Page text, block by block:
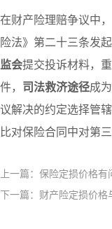
在财产险理赔争议中
险法》第二十三条发起
监会提交投诉材料，
件， 司法救济途径成
议解决的约定选择管
比对保险合同中对第
上一篇：保险定损价格
下一篇：财产险定损价